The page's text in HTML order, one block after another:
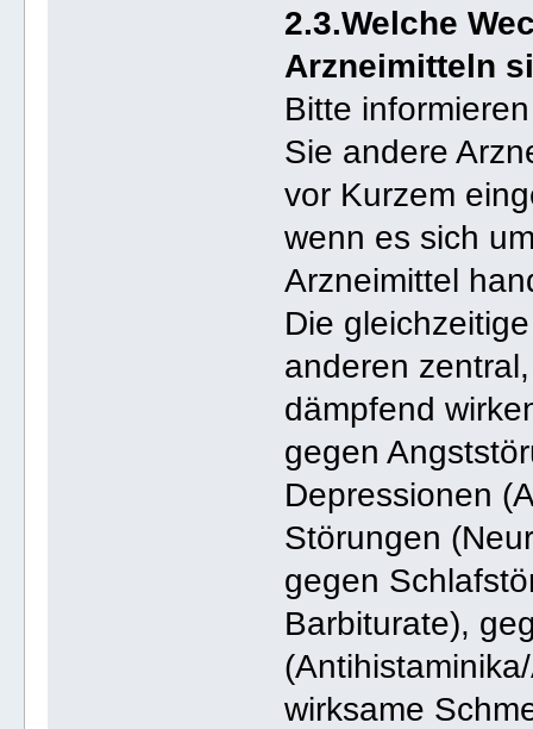
2.3.Welche
Arzneimitteln
Bitte
Sie andere
vor Kurzem
wenn es sich
Arzneimittel
Die
anderen
dämpfend
gegen
Depressionen
Störungen
gegen
Barbiturate),
wirksame